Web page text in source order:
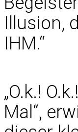
Illusion,
IHM.“
„O.k.!
Mal“,